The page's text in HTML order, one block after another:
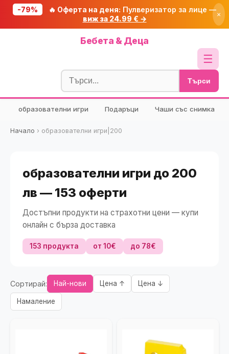
-79% 🔥 Оферта на деня: Пулверизатор за лице —
виж за 24.99 € →
×
Бебета & Деца
☰
Блог
🧮 Калкулатори
🔍 Намери продукт
🎁 Подарък
Търси
образователни игри Подаръци Чаши със снимка
Начало › образователни игри|200
образователни игри до 200
лв — 153 оферти
Достъпни продукти на страхотни цени — купи
онлайн с бърза доставка
153 продукта от 10€ до 78€
Сортирай: Най-нови Цена ↑ Цена ↓
Намаление